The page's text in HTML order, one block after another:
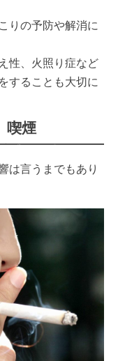
りの予防や解消に
性、火照り症など
することも大切に
煙
は言うまでもあり